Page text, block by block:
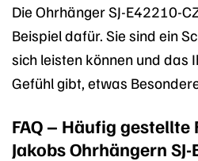
Die Ohrhänger SJ-E42210-
Beispiel dafür. Sie sind ein
sich leisten können und das
Gefühl gibt, etwas
FAQ – Häufig gestellte
Jakobs Ohrhängern